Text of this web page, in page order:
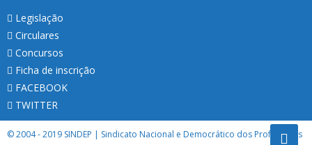
Legislação
Circulares
Concursos
Ficha de inscrição
FACEBOOK
TWITTER
© 2004 - 2019 SINDEP | Sindicato Nacional e Democrático dos Professores